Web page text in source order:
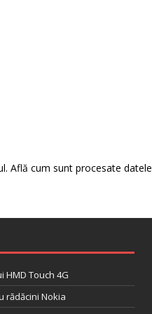
Află cum sunt procesate datele
Touch 4G
rădăcini Nokia